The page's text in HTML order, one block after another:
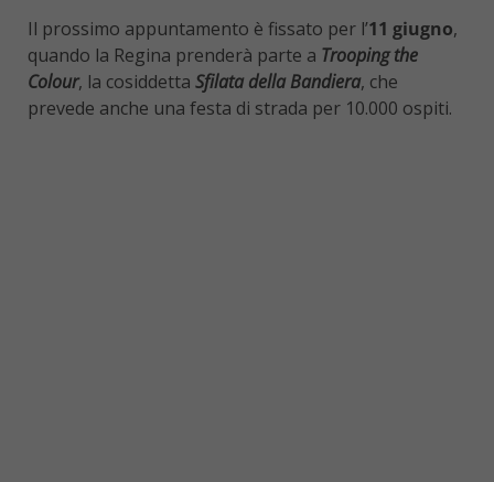
Il prossimo appuntamento è fissato per l’11 giugno,
quando la Regina prenderà parte a Trooping the
Colour, la cosiddetta Sfilata della Bandiera, che
prevede anche una festa di strada per 10.000 ospiti.